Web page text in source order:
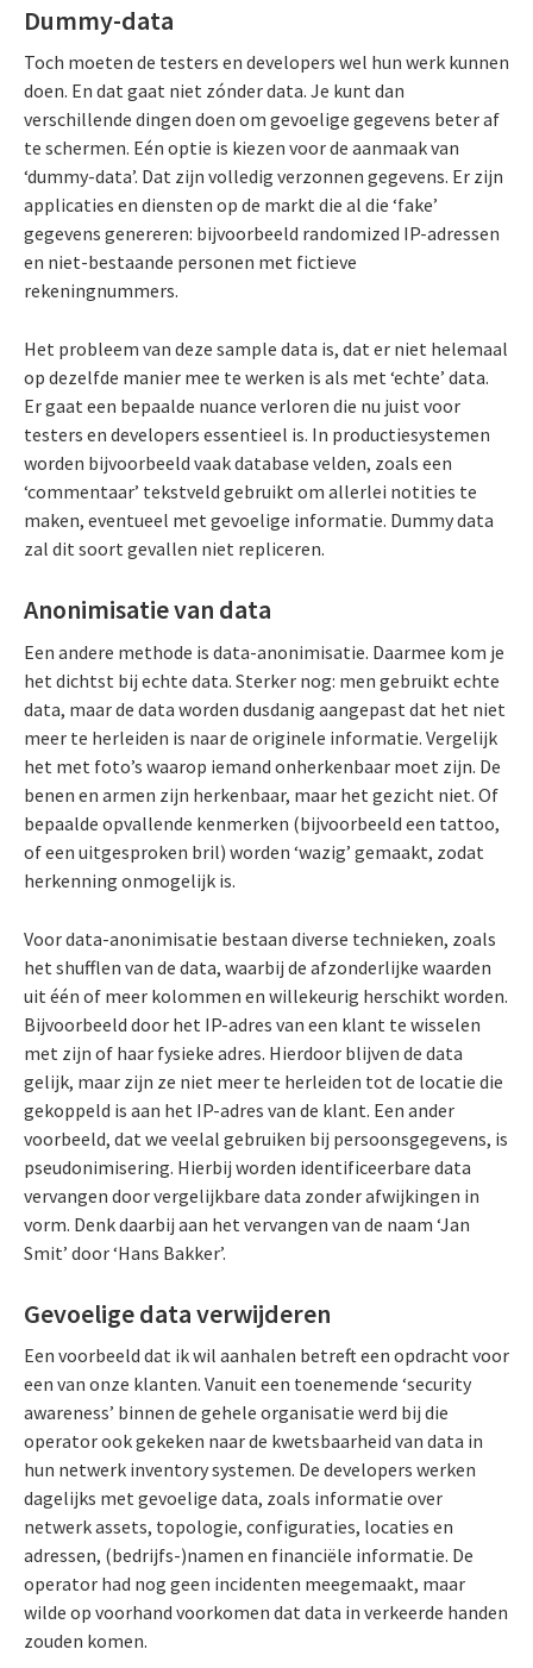
Dummy-data
Toch moeten de testers en developers wel hun werk kunnen
doen. En dat gaat niet zónder data. Je kunt dan
verschillende dingen doen om gevoelige gegevens beter af
te schermen. Eén optie is kiezen voor de aanmaak van
‘dummy-data’. Dat zijn volledig verzonnen gegevens. Er zijn
applicaties en diensten op de markt die al die ‘fake’
gegevens genereren: bijvoorbeeld randomized IP-adressen
en niet-bestaande personen met fictieve
rekeningnummers.
Het probleem van deze sample data is, dat er niet helemaal
op dezelfde manier mee te werken is als met ‘echte’ data.
Er gaat een bepaalde nuance verloren die nu juist voor
testers en developers essentieel is. In productiesystemen
worden bijvoorbeeld vaak database velden, zoals een
‘commentaar’ tekstveld gebruikt om allerlei notities te
maken, eventueel met gevoelige informatie. Dummy data
zal dit soort gevallen niet repliceren.
Anonimisatie van data
Een andere methode is data-anonimisatie. Daarmee kom je
het dichtst bij echte data. Sterker nog: men gebruikt echte
data, maar de data worden dusdanig aangepast dat het niet
meer te herleiden is naar de originele informatie. Vergelijk
het met foto’s waarop iemand onherkenbaar moet zijn. De
benen en armen zijn herkenbaar, maar het gezicht niet. Of
bepaalde opvallende kenmerken (bijvoorbeeld een tattoo,
of een uitgesproken bril) worden ‘wazig’ gemaakt, zodat
herkenning onmogelijk is.
Voor data-anonimisatie bestaan diverse technieken, zoals
het shufflen van de data, waarbij de afzonderlijke waarden
uit één of meer kolommen en willekeurig herschikt worden.
Bijvoorbeeld door het IP-adres van een klant te wisselen
met zijn of haar fysieke adres. Hierdoor blijven de data
gelijk, maar zijn ze niet meer te herleiden tot de locatie die
gekoppeld is aan het IP-adres van de klant. Een ander
voorbeeld, dat we veelal gebruiken bij persoonsgegevens, is
pseudonimisering. Hierbij worden identificeerbare data
vervangen door vergelijkbare data zonder afwijkingen in
vorm. Denk daarbij aan het vervangen van de naam ‘Jan
Smit’ door ‘Hans Bakker’.
Gevoelige data verwijderen
Een voorbeeld dat ik wil aanhalen betreft een opdracht voor
een van onze klanten. Vanuit een toenemende ‘security
awareness’ binnen de gehele organisatie werd bij die
operator ook gekeken naar de kwetsbaarheid van data in
hun netwerk inventory systemen. De developers werken
dagelijks met gevoelige data, zoals informatie over
netwerk assets, topologie, configuraties, locaties en
adressen, (bedrijfs-)namen en financiële informatie. De
operator had nog geen incidenten meegemaakt, maar
wilde op voorhand voorkomen dat data in verkeerde handen
zouden komen.